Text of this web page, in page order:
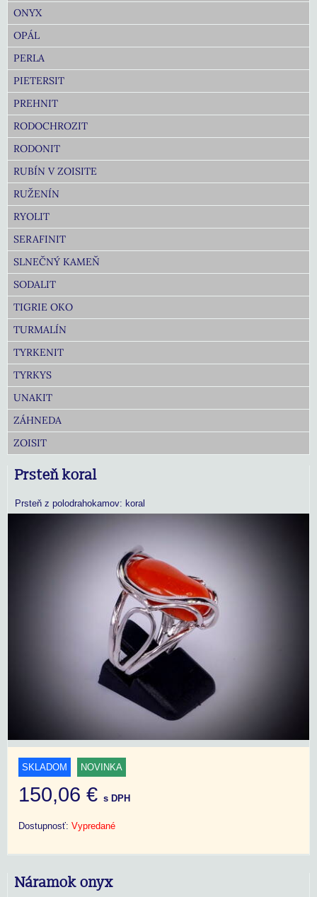
ONYX
OPÁL
PERLA
PIETERSIT
PREHNIT
RODOCHROZIT
RODONIT
RUBÍN V ZOISITE
RUŽENÍN
RYOLIT
SERAFINIT
SLNEČNÝ KAMEŇ
SODALIT
TIGRIE OKO
TURMALÍN
TYRKENIT
TYRKYS
UNAKIT
ZÁHNEDA
ZOISIT
Prsteň koral
Prsteň z polodrahokamov: koral
SKLADOM NOVINKA
150,06 € s DPH
Dostupnosť: Vypredané
Náramok onyx